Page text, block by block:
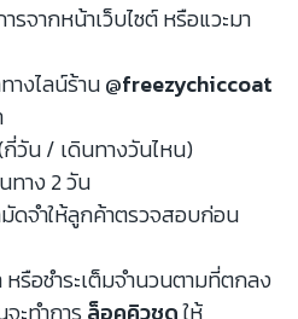
จากหน้าเว็บไซต์ หรือแวะมา
างไลน์ร้าน@freezychiccoat
วัน / เดินทางวันไหน)
ทาง 2 วัน
ดจำให้ลูกค้าตรวจสอบก่อน
หรือชำระเต็มจำนวนตามที่ตกลง
จะทำการล็อคคิวชุดให้